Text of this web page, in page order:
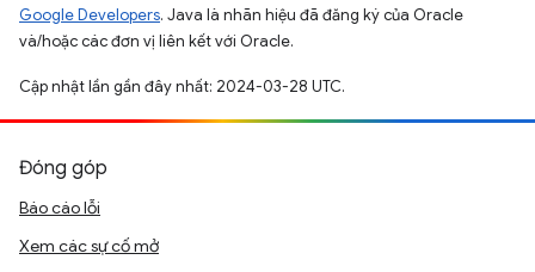
Google Developers. Java là nhãn hiệu đã đăng ký của Oracle
và/hoặc các đơn vị liên kết với Oracle.
Cập nhật lần gần đây nhất: 2024-03-28 UTC.
Đóng góp
Báo cáo lỗi
Xem các sự cố mở